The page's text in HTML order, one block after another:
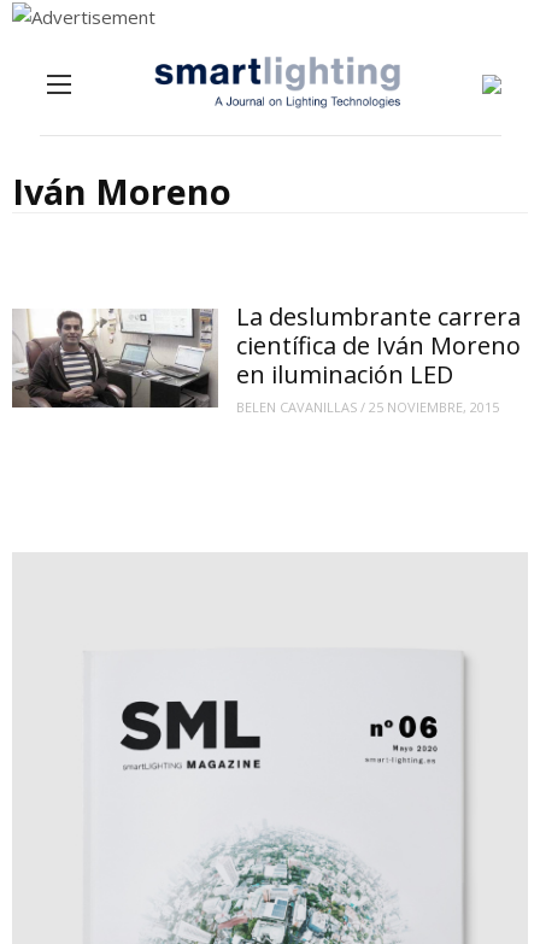
Iván Moreno
La deslumbrante carrera
científica de Iván Moreno
en iluminación LED
BELEN CAVANILLAS /25 NOVIEMBRE, 2015